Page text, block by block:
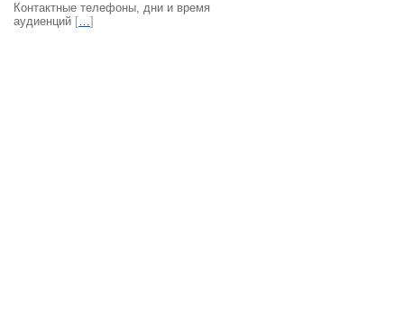
Контактные телефоны, дни и время
аудиенций […]